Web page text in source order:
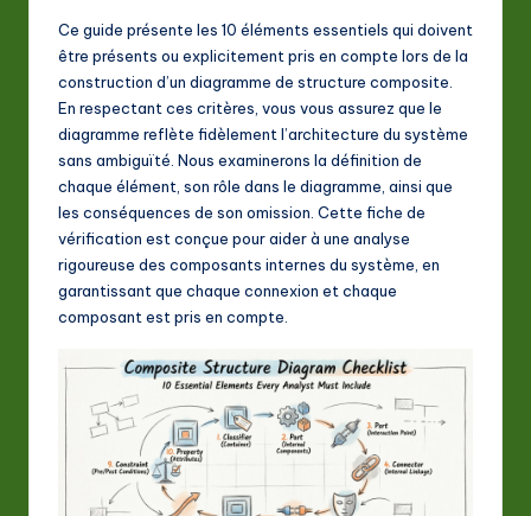
&
S
o
ft
w
In
Ce guide présente les 10 éléments essentiels qui doivent
être présents ou explicitement pris en compte lors de la
construction d’un diagramme de structure composite.
En respectant ces critères, vous vous assurez que le
diagramme reflète fidèlement l’architecture du système
sans ambiguïté. Nous examinerons la définition de
chaque élément, son rôle dans le diagramme, ainsi que
les conséquences de son omission. Cette fiche de
vérification est conçue pour aider à une analyse
rigoureuse des composants internes du système, en
garantissant que chaque connexion et chaque
composant est pris en compte.